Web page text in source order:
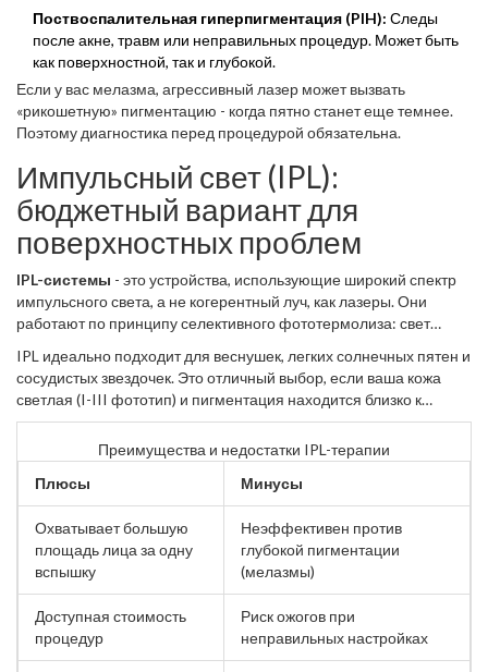
Поствоспалительная гиперпигментация (PIH): Следы
после акне, травм или неправильных процедур. Может быть
как поверхностной, так и глубокой.
Если у вас мелазма, агрессивный лазер может вызвать
«рикошетную» пигментацию - когда пятно станет еще темнее.
Поэтому диагностика перед процедурой обязательна.
Импульсный свет (IPL):
бюджетный вариант для
поверхностных проблем
IPL-системы - это устройства, использующие широкий спектр
импульсного света, а не когерентный луч, как лазеры. Они
работают по принципу селективного фототермолиза: свет
повреждая окружающие ткани.
IPL идеально подходит для веснушек, легких солнечных пятен и
сосудистых звездочек. Это отличный выбор, если ваша кожа
светлая (I-III фототип) и пигментация находится близко к
поверхности.
Преимущества и недостатки IPL-терапии
Плюсы
Минусы
Охватывает большую
площадь лица за одну
вспышку
Неэффективен против
глубокой пигментации
(мелазмы)
Доступная стоимость
процедур
Риск ожогов при
неправильных настройках